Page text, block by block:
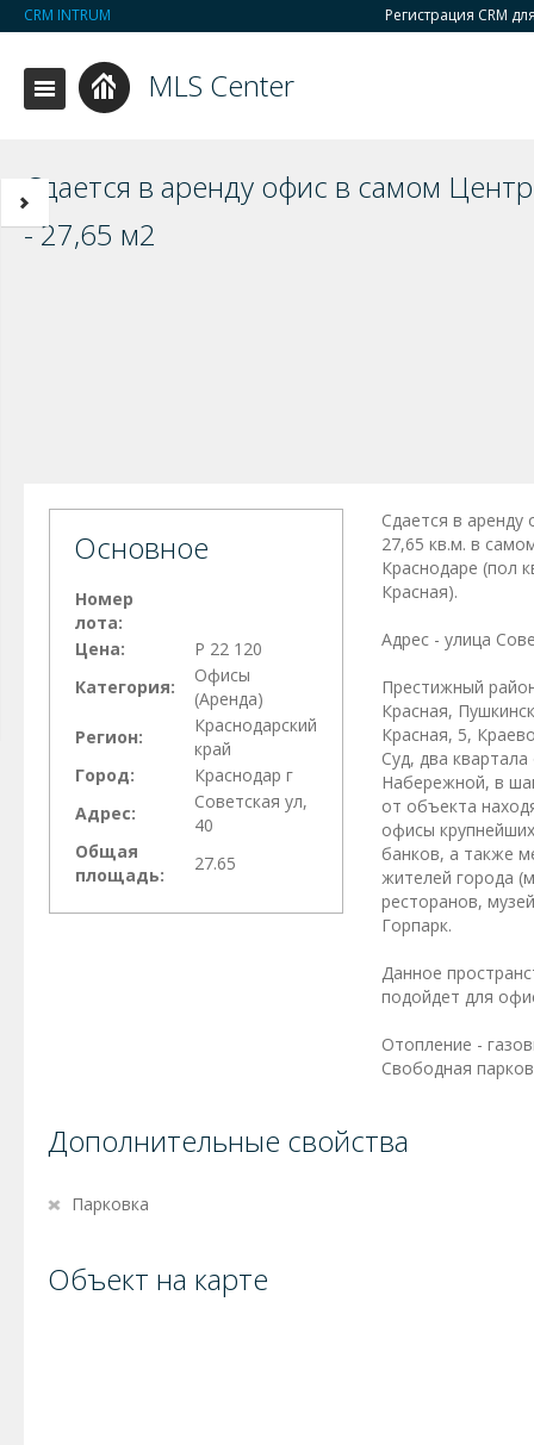
CRM INTRUM Регистрация CRM
MLS Center
Сдается в аренду офис в самом
- 27,65 м2
Основное
Номер
лота:
Цена:
Р 22 120
Категория:
Офисы
(Аренда)
Регион:
Краснодарский
край
Город:
Краснодар г
Адрес:
Советская ул,
40
Общая
площадь:
27.65
Сдается в
27,65 кв.м. в
Краснодаре (пол
Красная).
Адрес - улица
Престижный
Красная,
Красная, 5,
Суд, два
Набережной, в
от объекта
офисы
банков, а также
жителей города
ресторанов,
Горпарк.
Данное
подойдет для
Отопление -
Свободная
Дополнительные свойства
Парковка
Объект на карте